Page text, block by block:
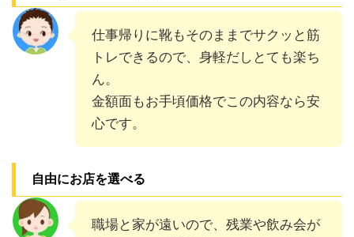
仕事帰りに靴もそのままでサクッと筋
トレできるので、身軽だしとても楽ち
ん。
金額面もお手頃価格でこの内容なら安
心です。
自由にお店を選べる
職場と家が遠いので、残業や飲み会が